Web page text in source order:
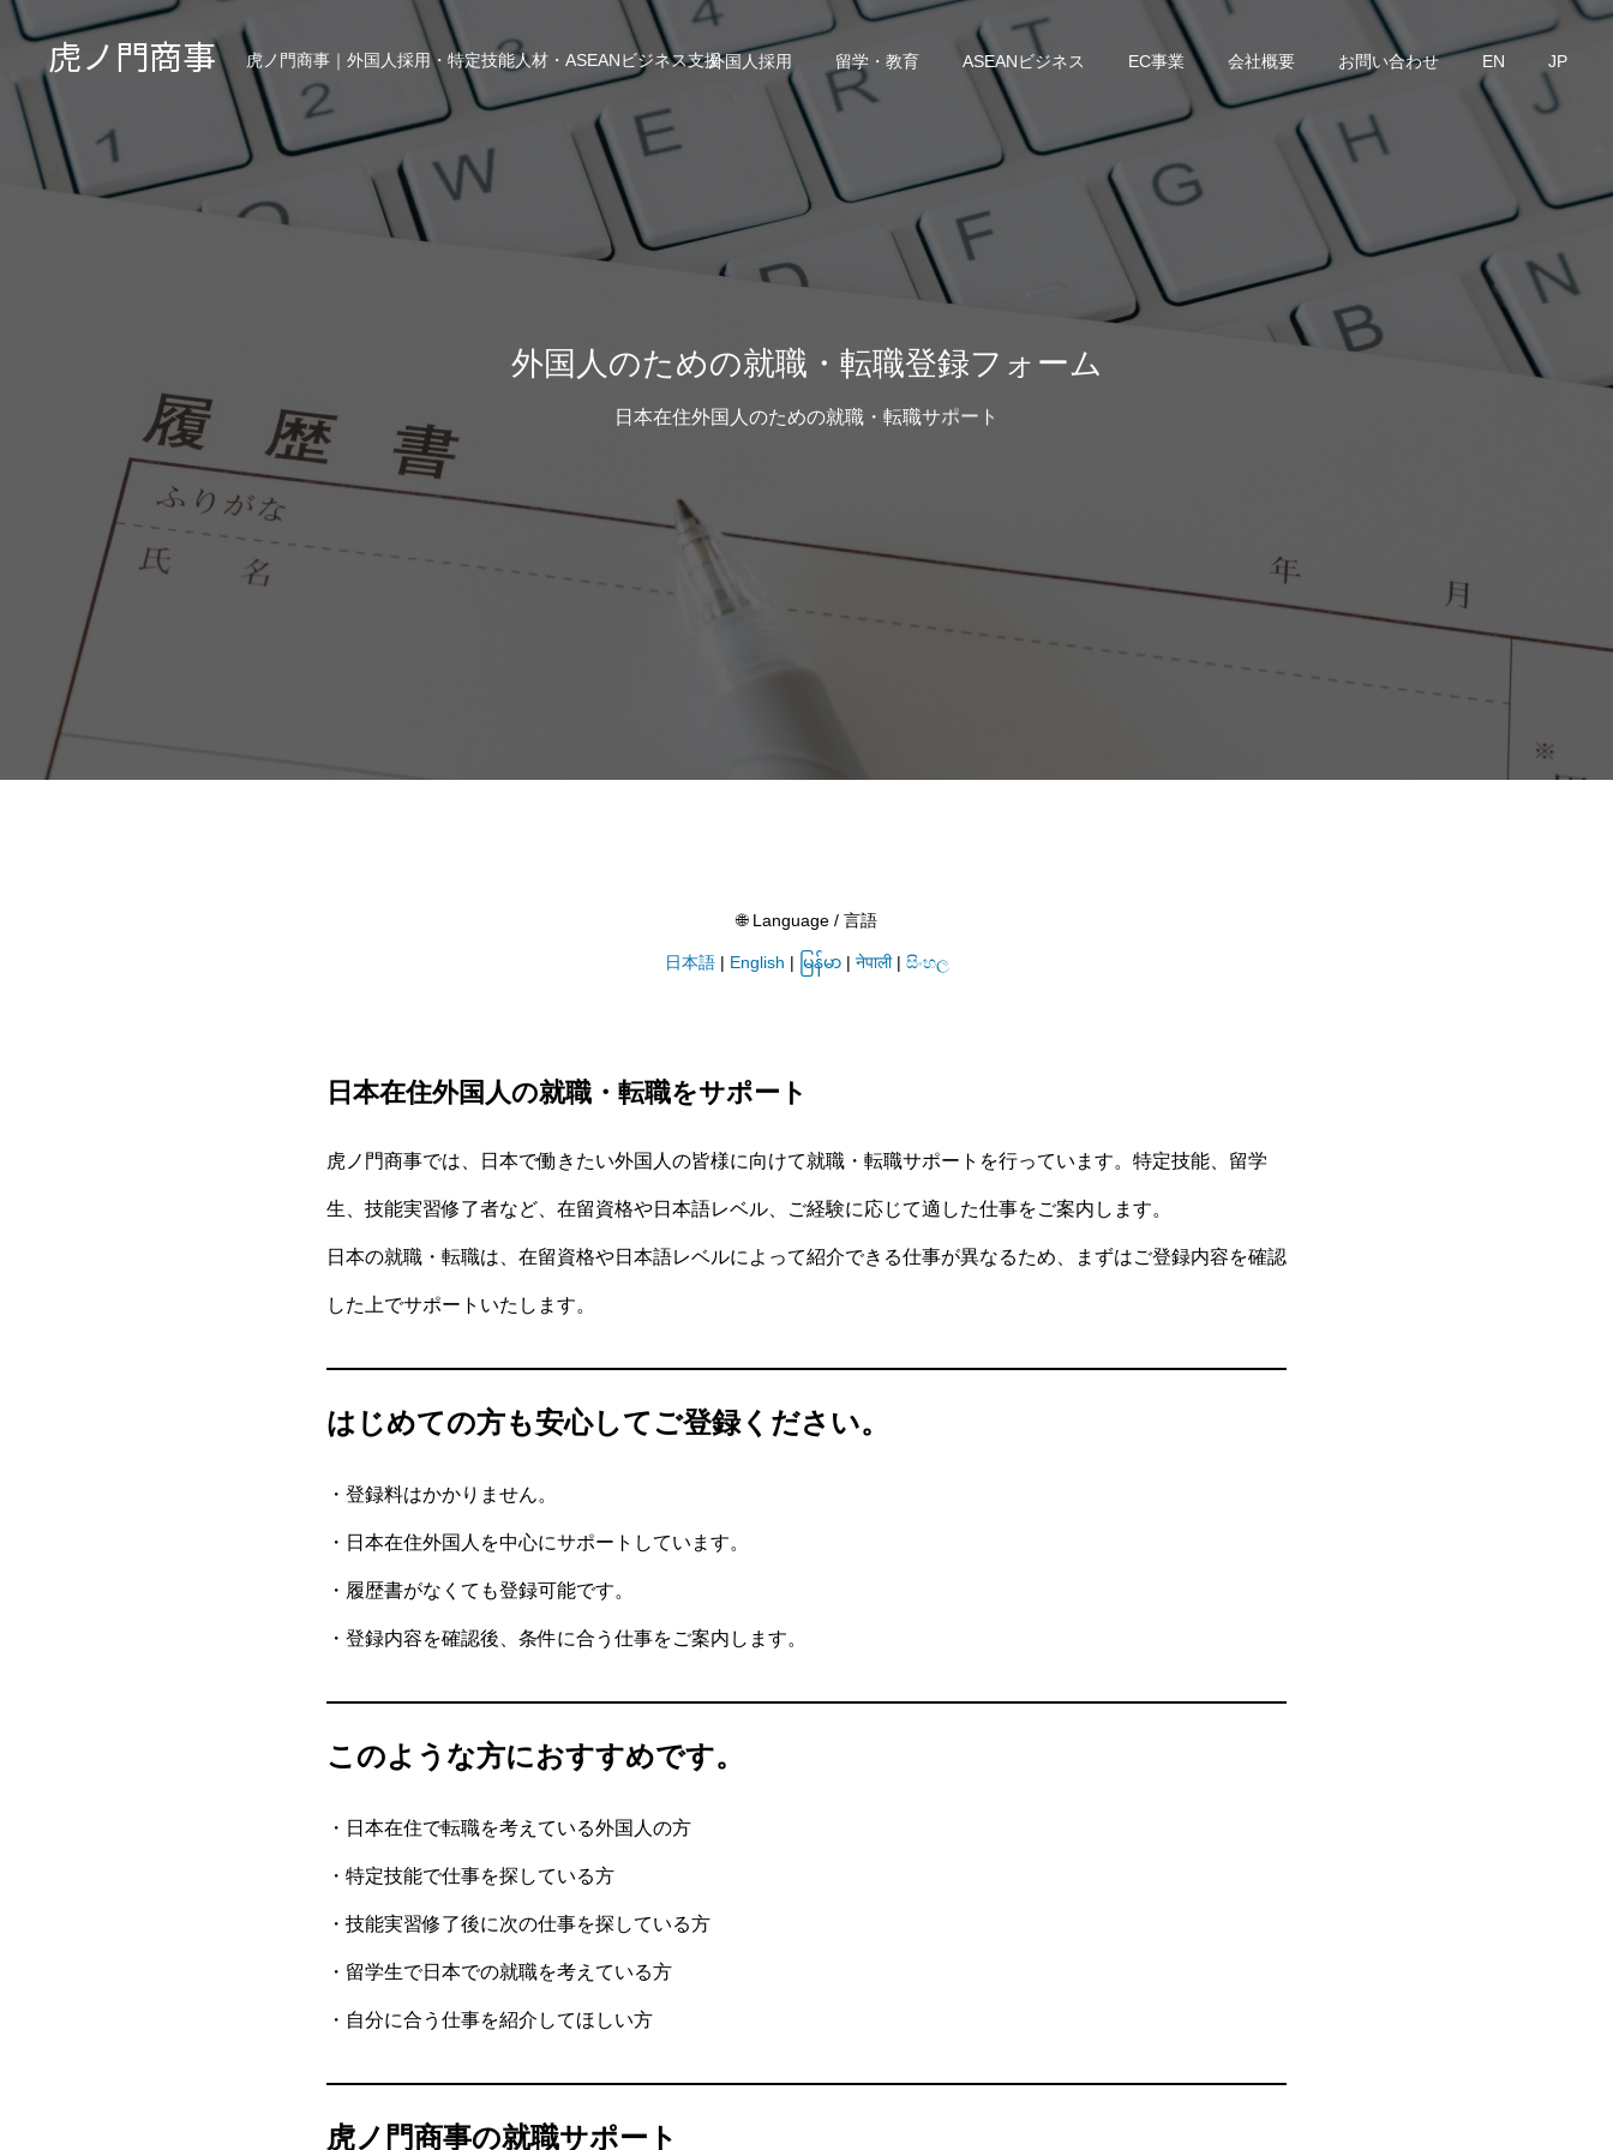
虎ノ門商事 虎ノ門商事｜外国人採用・特定技能人材・ASEANビジネス支援外国人採用 留学・教育 ASEANビジネス EC事業 会社概要 お問い合わせ EN JP
外国人のための就職・転職登録フォーム
日本在住外国人のための就職・転職サポート
🌐 Language / 言語
日本語| English | မြန်မာ| नेपाली| සිංහල
日本在住外国人の就職・転職をサポート
虎ノ門商事では、日本で働きたい外国人の皆様に向けて就職・転職サポートを行っています。特定技能、留学
生、技能実習修了者など、在留資格や日本語レベル、ご経験に応じて適した仕事をご案内します。
日本の就職・転職は、在留資格や日本語レベルによって紹介できる仕事が異なるため、まずはご登録内容を確認
した上でサポートいたします。
はじめての方も安心してご登録ください。
・登録料はかかりません。
・日本在住外国人を中心にサポートしています。
・履歴書がなくても登録可能です。
・登録内容を確認後、条件に合う仕事をご案内します。
このような方におすすめです。
・日本在住で転職を考えている外国人の方
・特定技能で仕事を探している方
・技能実習修了後に次の仕事を探している方
・留学生で日本での就職を考えている方
・自分に合う仕事を紹介してほしい方
虎ノ門商事の就職サポート